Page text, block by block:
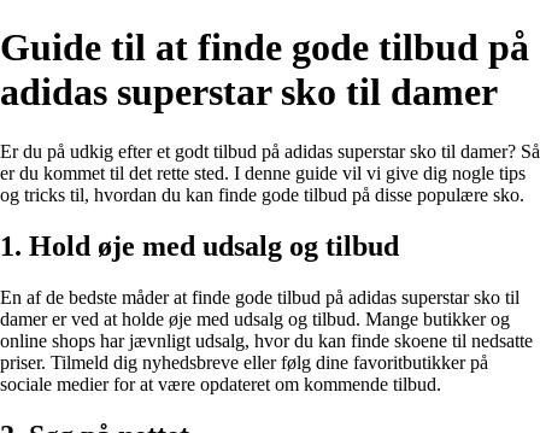
Guide til at finde gode tilbud på
adidas superstar sko til damer
Er du på udkig efter et godt tilbud på adidas superstar sko til damer? Så
er du kommet til det rette sted. I denne guide vil vi give dig nogle tips
og tricks til, hvordan du kan finde gode tilbud på disse populære sko.
1. Hold øje med udsalg og tilbud
En af de bedste måder at finde gode tilbud på adidas superstar sko til
damer er ved at holde øje med udsalg og tilbud. Mange butikker og
online shops har jævnligt udsalg, hvor du kan finde skoene til nedsatte
priser. Tilmeld dig nyhedsbreve eller følg dine favoritbutikker på
sociale medier for at være opdateret om kommende tilbud.